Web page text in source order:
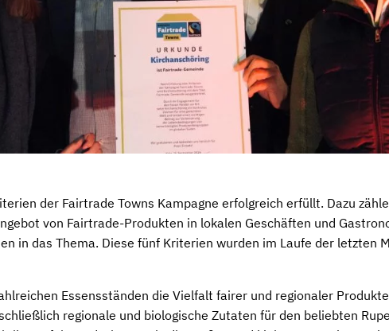
der Fairtrade Towns Kampagne erfolgreich erfüllt. Dazu
von Fairtrade-Produkten in lokalen Geschäften und
in das Thema. Diese fünf Kriterien wurden im Laufe der letzten
Essensständen die Vielfalt fairer und regionaler
regionale und biologische Zutaten für den beliebten